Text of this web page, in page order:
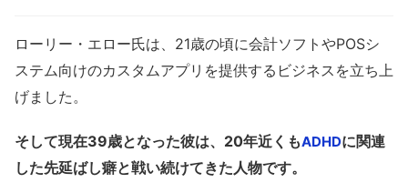
ローリー・エロー氏は、21歳の頃に会計ソフトやPOSシ
ステム向けのカスタムアプリを提供するビジネスを立ち上
げました。
そして現在39歳となった彼は、20年近くもADHDに関連
した先延ばし癖と戦い続けてきた人物です。